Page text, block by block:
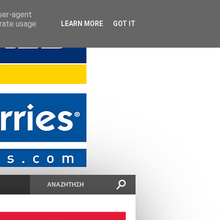
agent
usage
LEARN MORE GOT IT